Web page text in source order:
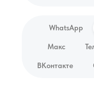
WhatsApp
Макс
ВКонтакте